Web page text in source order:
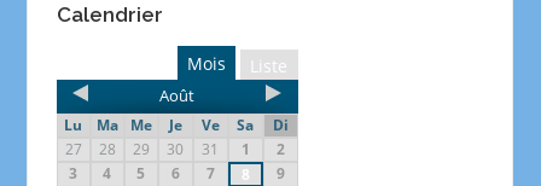
Calendrier
Liste
Mois
Août
Lu Ma Me Je Ve Sa
Di
27
28 29 30 31 1
2
3
4 5 6 7 8
9